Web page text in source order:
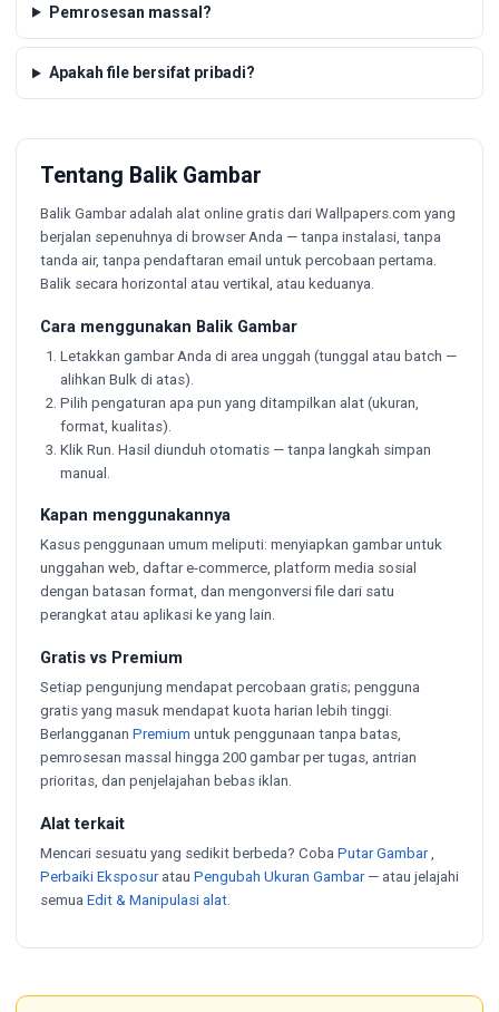
Pemrosesan massal?
Apakah file bersifat pribadi?
Tentang Balik Gambar
Balik Gambar adalah alat online gratis dari Wallpapers.com yang
berjalan sepenuhnya di browser Anda — tanpa instalasi, tanpa
tanda air, tanpa pendaftaran email untuk percobaan pertama.
Balik secara horizontal atau vertikal, atau keduanya.
Cara menggunakan Balik Gambar
Letakkan gambar Anda di area unggah (tunggal atau batch —
alihkan Bulk di atas).
Pilih pengaturan apa pun yang ditampilkan alat (ukuran,
format, kualitas).
Klik Run. Hasil diunduh otomatis — tanpa langkah simpan
manual.
Kapan menggunakannya
Kasus penggunaan umum meliputi: menyiapkan gambar untuk
unggahan web, daftar e-commerce, platform media sosial
dengan batasan format, dan mengonversi file dari satu
perangkat atau aplikasi ke yang lain.
Gratis vs Premium
Setiap pengunjung mendapat percobaan gratis; pengguna
gratis yang masuk mendapat kuota harian lebih tinggi.
Berlangganan Premium untuk penggunaan tanpa batas,
pemrosesan massal hingga 200 gambar per tugas, antrian
prioritas, dan penjelajahan bebas iklan.
Alat terkait
Mencari sesuatu yang sedikit berbeda? Coba Putar Gambar
Perbaiki Eksposur atau Pengubah Ukuran Gambar — atau jelajahi
semua Edit & Manipulasi alat